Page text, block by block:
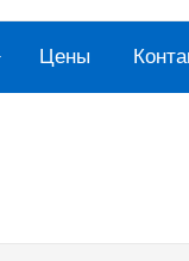
Цены